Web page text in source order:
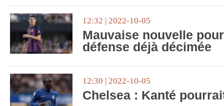
12:32 | 2022-10-05
Mauvaise nouvelle
défense déjà décimée
12:30 | 2022-10-05
Chelsea : Kanté